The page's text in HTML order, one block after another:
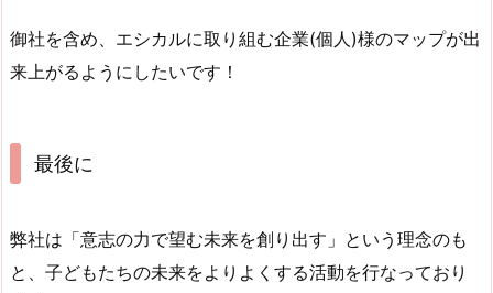
御社を含め、エシカルに取り組む企業(個人)様のマップが出
来上がるようにしたいです！
最後に
弊社は「意志の力で望む未来を創り出す」という理念のも
と、子どもたちの未来をよりよくする活動を行なっており